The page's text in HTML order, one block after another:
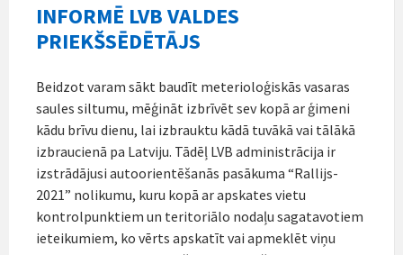
INFORMĒ LVB VALDES
PRIEKŠSĒDĒTĀJS
Beidzot varam sākt baudīt meterioloģiskās vasaras
saules siltumu, mēģināt izbrīvēt sev kopā ar ģimeni
kādu brīvu dienu, lai izbrauktu kādā tuvākā vai tālākā
izbraucienā pa Latviju. Tādēļ LVB administrācija ir
izstrādājusi autoorientēšanās pasākuma “Rallijs-
2021” nolikumu, kuru kopā ar apskates vietu
kontrolpunktiem un teritoriālo nodaļu sagatavotiem
ieteikumiem, ko vērts apskatīt vai apmeklēt viņu